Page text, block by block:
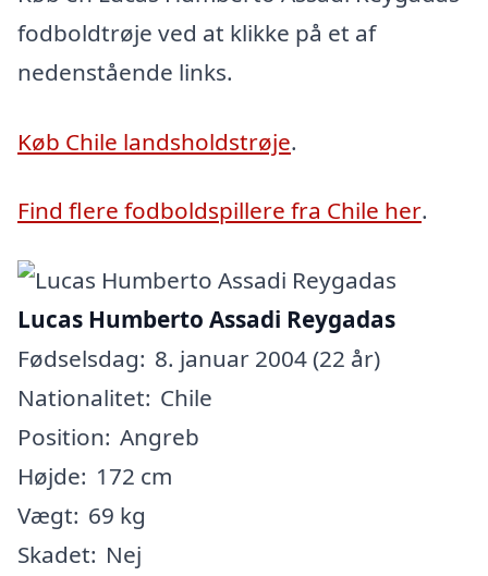
fodboldtrøje ved at klikke på et af
nedenstående links.
Køb Chile landsholdstrøje.
Find flere fodboldspillere fra Chile her.
Lucas Humberto Assadi Reygadas
Fødselsdag: 8. januar 2004 (22 år)
Nationalitet: Chile
Position: Angreb
Højde: 172 cm
Vægt: 69 kg
Skadet: Nej